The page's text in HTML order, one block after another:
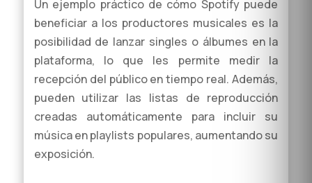
Un ejemplo práctico de cómo Spotify puede
beneficiar a los productores musicales es la
posibilidad de lanzar singles o álbumes en la
plataforma, lo que les permite medir la
recepción del público en tiempo real. Además,
pueden utilizar las listas de reproducción
creadas automáticamente para incluir su
música en playlists populares, aumentando su
exposición.